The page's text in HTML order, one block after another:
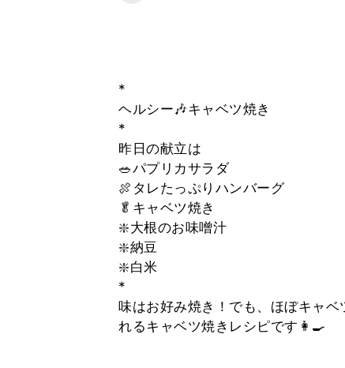
*
ヘルシー🎶キャベツ焼き
*
昨日の献立は
🥗パプリカサラダ
🍖タレたっぷりハンバーグ
🥬キャベツ焼き
❇️大根のお味噌汁
❇️納豆
❇️白米
*
味はお好み焼き！でも、ほぼキャ
れるキャベツ焼きレシピです👩‍🍳